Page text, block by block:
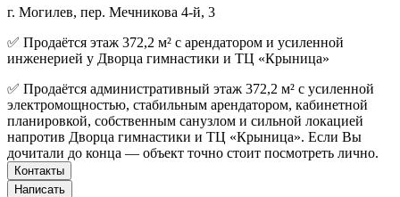
г. Могилев, пер. Мечникова 4-й, 3
✅ Продаётся этаж 372,2 м² с арендатором и усиленной
инженерией у Дворца гимнастики и ТЦ «Крыница»
✅ Продаётся административный этаж 372,2 м² с усиленной
электромощностью, стабильным арендатором, кабинетной
планировкой, собственным санузлом и сильной локацией
напротив Дворца гимнастики и ТЦ «Крыница». Если Вы
дочитали до конца — объект точно стоит посмотреть лично.
Контакты
Написать